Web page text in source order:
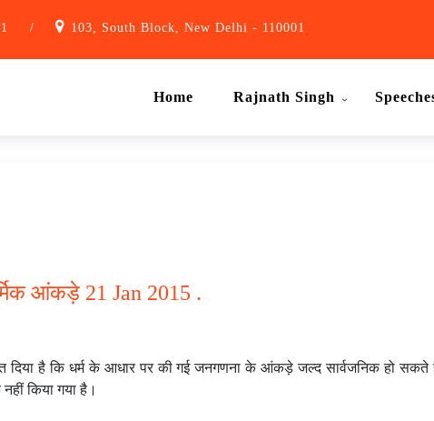
/ 103, South Block, New Delhi - 110001
Home Rajnath Singh
आंकड़े 21 Jan 2015 .
दिया है कि धर्म के आधार पर की गई जनगणना के आंकड़े जल्द सार्वजनिक हो
किया गया है।